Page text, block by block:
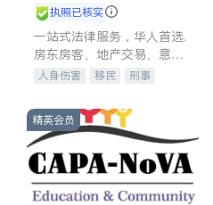
执照已核实
一站式法律服务，华人首选.
房东房客、地产交易、意外
伤害、车祸重伤、商业诉
建筑合同、刑事案件全包办
人身伤害 移民
刑事
信托/遗嘱
商业
索赔
律师-其它 保释
精英会员